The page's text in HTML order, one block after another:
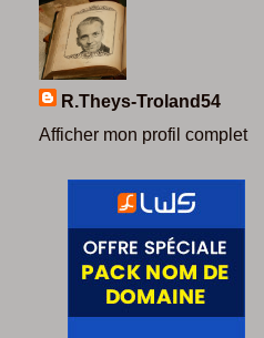
R.Theys-Troland54
Afficher mon profil complet